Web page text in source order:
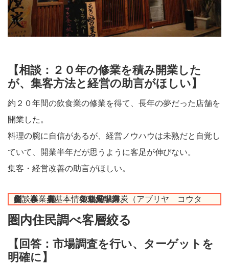
【相談：２０年の修業を積み開業した
が、集客方法と経営の助言がほしい】
約２０年間の飲食業の修業を得て、長年の夢だった店舗を
開業した。
料理の腕に自信があるが、経営ノウハウは未熟だと自覚し
ていて、開業半年だが思うように客足が伸びない。
集客・経営改善の助言がほしい。
企 業 名 炙り屋 煌炭（アブリヤ コウタン）
業 種 飲食店
所 在 豊見城市
資 本 金 個人事業
創 業 2014年4月
従 業 員 6人
相談事業者基本情報
圏内住民調べ客層絞る
【回答：市場調査を行い、ターゲットを
明確に】